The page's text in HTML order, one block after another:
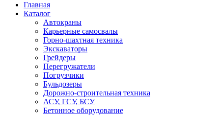
Главная
Каталог
Автокраны
Карьерные самосвалы
Горно-шахтная техника
Экскаваторы
Грейдеры
Перегружатели
Погрузчики
Бульдозеры
Дорожно-строительная техника
АСУ, ГСУ, БСУ
Бетонное оборудование